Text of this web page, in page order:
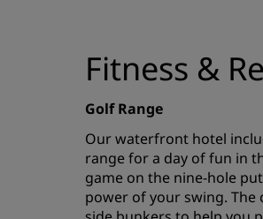
Fitness &
Golf Range
Our waterfront hotel
range for a day of fun in
game on the nine-hole
power of your swing.